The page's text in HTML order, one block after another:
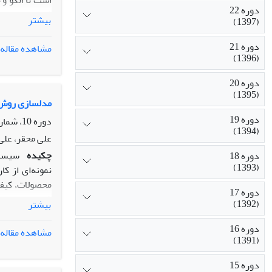
فازی
مهارتهای
مدت زمان
می‌گردد و
استفاده از
درجه
شده به
بیشتر
مشاهده مقاله
مدلسازی روش
دوره 10، شماره 20، بهار 1385، صفحه
علی محقر،
چکیده
نمونه‌ای از
محصولات،
شده است.
یک مدل
بیشتر
مشاهده مقاله
دوره 22
(1397)
دوره 21
(1396)
دوره 20
(1395)
دوره 19
(1394)
دوره 18
(1393)
دوره 17
(1392)
دوره 16
(1391)
دوره 15